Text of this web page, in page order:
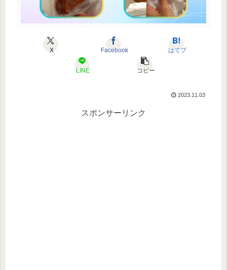
X Facebook はてブ
LINE コピー
2023.11.03
スポンサーリンク